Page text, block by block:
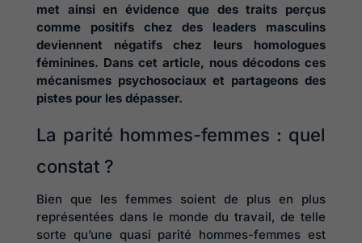
met ainsi en évidence que des traits perçus
comme positifs chez des leaders masculins
deviennent négatifs chez leurs homologues
féminines. Dans cet article, nous décodons ces
mécanismes psychosociaux et partageons des
pistes pour les dépasser.
La parité hommes-femmes : quel
constat ?
Bien que les femmes soient de plus en plus
représentées dans le monde du travail, de telle
sorte qu’une quasi parité hommes-femmes est